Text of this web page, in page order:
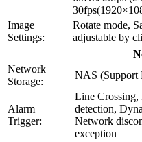
Image
Settings:
Rotate mode,
adjustable by
Network
Storage:
NAS (Support
Alarm
Trigger:
Line
detection,
Network
exception